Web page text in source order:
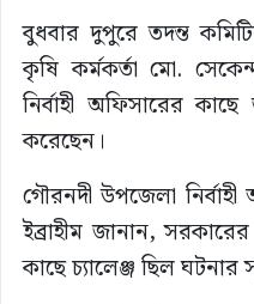
বুধবার দুপুরে তদন্ত
কৃষি কর্মকর্তা মো.
নির্বাহী অফিসারের
করেছেন।
গৌরনদী উপজেলা
ইব্রাহীম জানান,
কাছে চ্যালেঞ্জ ছিল ঘটনার